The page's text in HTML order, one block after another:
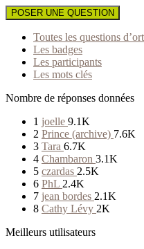
POSER UNE QUESTION
Toutes les questions
Les badges
Les participants
Les mots clés
Nombre de réponses données
1 joelle 9.1K
2 Prince (archive) 7.6K
3 Tara 6.7K
4 Chambaron 3.1K
5 czardas 2.5K
6 PhL 2.4K
7 jean bordes 2.1K
8 Cathy Lévy 2K
Meilleurs utilisateurs